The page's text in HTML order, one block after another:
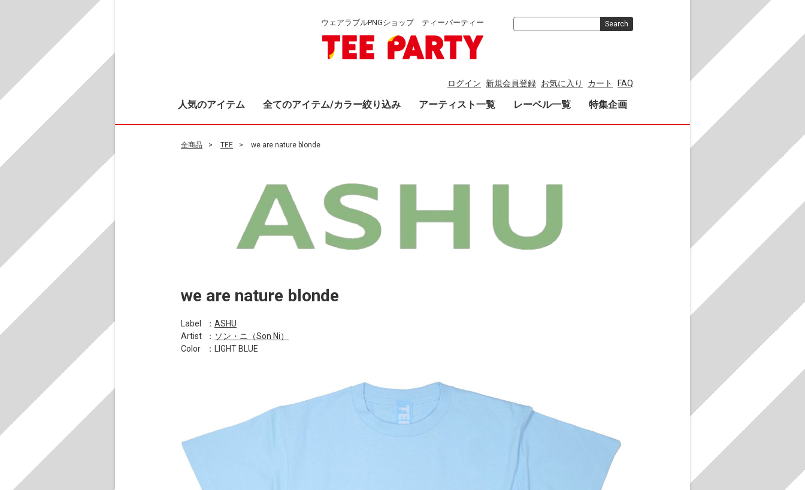
ウェアラブルPNGショップ ティーパーティー
ログイン 新規会員登録 お気に入り カート FAQ
人気のアイテム 全てのアイテム/カラー絞り込み アーティスト一覧 レーベル一覧 特集企画
Search
全商品 TEE we are nature blonde
we are nature blonde
Label ： ASHU
Artist
： ソン・ニ（Son Ni）
Color
：LIGHT BLUE